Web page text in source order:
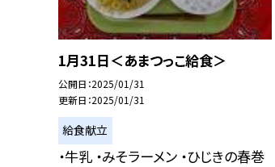
1月31日＜あまつっこ給食＞
公開日 2025/01/31
更新日 2025/01/31
給食献立
・牛乳 ・みそラーメン ・ひじきの春巻